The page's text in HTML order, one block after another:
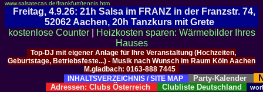
www.salsatecas.de/frankfurt/tennis.htm
Freitag, 4.9.26: 21h Salsa im FRANZ in der Franzstr. 74,
52062 Aachen, 20h Tanzkurs mit Grete
kostenlose Counter|
Heizkosten sparen: Wärmebilder Ihres
Hauses
Top-DJ mit eigener Anlage für Ihre Veranstaltung (Hochzeiten,
Geburtstage, Betriebsfeste...) - Musik nach Wunsch im Raum Köln Aachen
M.gladbach: 0163-888 7445
INHALTSVERZEICHNIS / SITE MAP
Party-Kalender
Adressen: Clubs Österreich Clubliste Deutschland